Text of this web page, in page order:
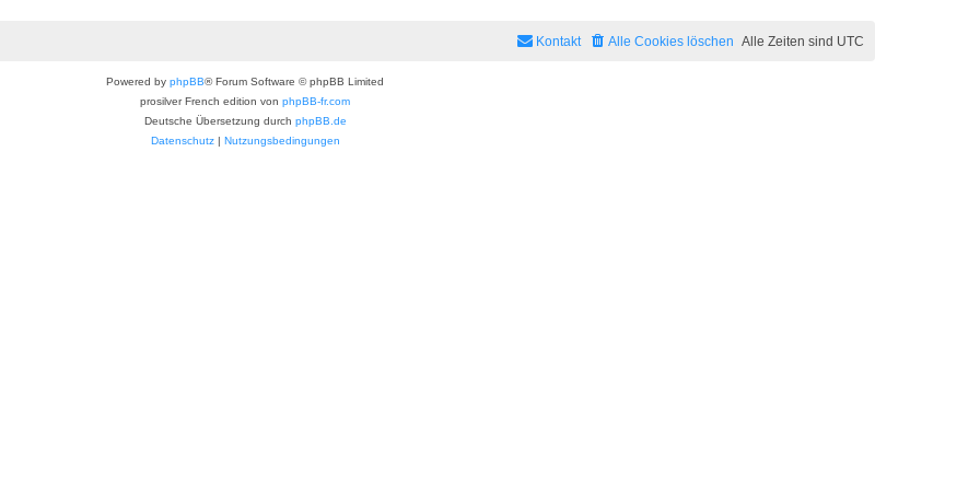
Alle Zeiten sind UTC
Alle Cookies löschen
Kontakt
Powered by phpBB® Forum Software © phpBB Limited
prosilver French edition von phpBB-fr.com
Deutsche Übersetzung durch phpBB.de
Datenschutz| Nutzungsbedingungen